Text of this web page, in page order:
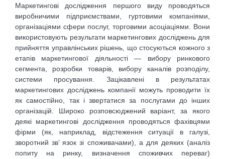
Маркетингові дослідження першого виду проводяться
виробничими підприємствами, гуртовими компаніями,
організаціями сфери послуг, торговими асоціаціями. Вони
використовують результати маркетингових досліджень для
прийняття управлінських рішень, що стосуються кожного з
етапів маркетингової діяльності — вибору ринкового
сегмента, розробки товарів, вибору каналів розподілу,
системи просування. Зацікавлені в результатах
маркетингових досліджень компанії можуть проводити їх
як самостійно, так і звертатися за послугами до інших
організацій. Широко розповсюджений варіант, за якого
деякі маркетингові дослідження проводяться фахівцями
фірми (як, наприклад, відстеження ситуації в галузі,
зворотний зв’ язок зі споживачами), а для деяких (аналіз
попиту на ринку, визначення споживчих переваг)